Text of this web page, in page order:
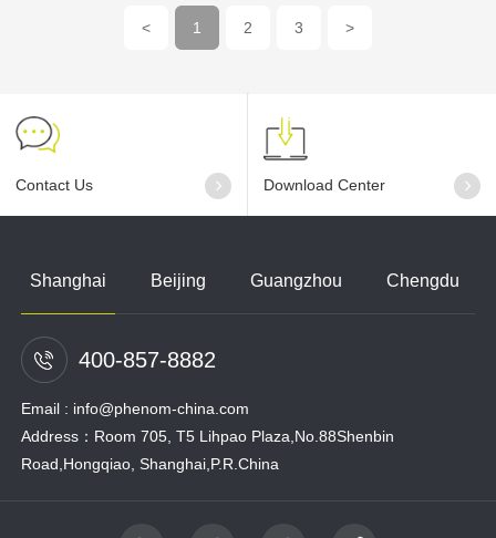
< 1 2 3 >
Contact Us Download Center
Shanghai Beijing Guangzhou Chengdu
400-857-8882
Email : info@phenom-china.com
Address：Room 705, T5 Lihpao Plaza,No.88Shenbin
Road,Hongqiao, Shanghai,P.R.China